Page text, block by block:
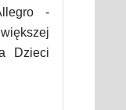
-
Dzieci